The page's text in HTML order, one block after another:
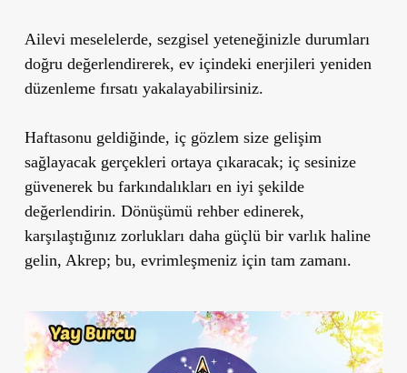
Ailevi meselelerde, sezgisel yeteneğinizle durumları
doğru değerlendirerek, ev içindeki enerjileri yeniden
düzenleme fırsatı yakalayabilirsiniz.
Haftasonu geldiğinde, iç gözlem size gelişim
sağlayacak gerçekleri ortaya çıkaracak; iç sesinize
güvenerek bu farkındalıkları en iyi şekilde
değerlendirin. Dönüşümü rehber edinerek,
karşılaştığınız zorlukları daha güçlü bir varlık haline
gelin, Akrep; bu, evrimleşmeniz için tam zamanı.